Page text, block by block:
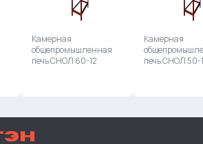
Камерная
общепромышленная
печь СНОЛ 60-12
Камерная
печь СНОЛ 50-